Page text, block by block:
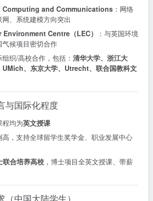
and Communications ：网络
、系统建模方向突出
Centre（LEC）
：与英国环境
气候项目密切合作
织/高校合作，包括： 清华大学、浙江大
UMich、东京大学、Utrecht、联合国教科文
与国际化程度
程均为英文授课
高，支持全球留学生奖学金、职业发展中心
联合培养高校 ，博士项目全英文授课、带薪
（中国大陆学生）